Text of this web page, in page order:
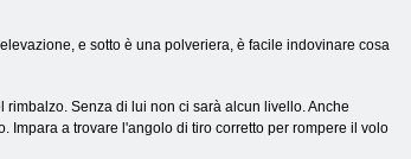
e sotto è una polveriera, è facile indovinare cosa
Senza di lui non ci sarà alcun livello. Anche
a trovare l'angolo di tiro corretto per rompere il volo